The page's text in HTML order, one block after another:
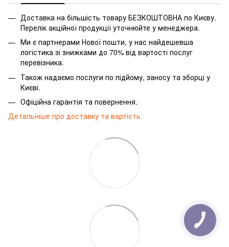
Доставка на більшість товару БЕЗКОШТОВНА по Києву.
Перелік акційної продукції уточнюйте у менеджера.
Ми є партнерами Нової пошти, у нас найдешевша
логістика зі знижками до 70% від вартості послуг
перевізника.
Також надаємо послуги по підйому, заносу та зборці у
Києві.
Офіційна гарантія та повернення.
Детальніше про доставку та вартість